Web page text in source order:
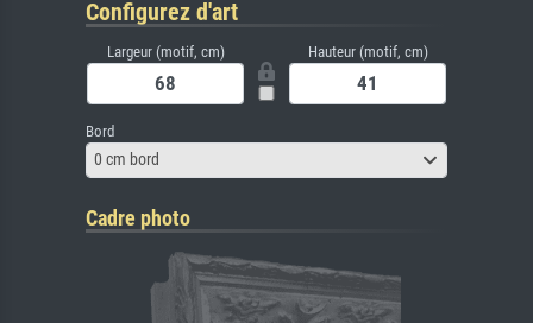
Configurez d'art
Largeur (motif, cm) Hauteur (motif, cm)
Bord
0 cm bord
Cadre photo